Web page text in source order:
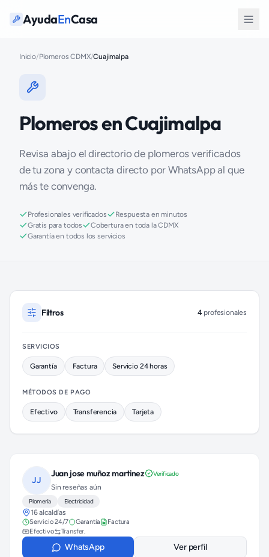
AyudaEnCasa
Inicio/Plomeros CDMX/Cuajimalpa
Plomeros en Cuajimalpa
Revisa abajo el directorio de plomeros verificados
de tu zona y contacta directo por WhatsApp al que
más te convenga.
Profesionales verificados
Respuesta en minutos
Gratis para todos
Cobertura en toda la CDMX
Garantía en todos los servicios
Profesionales de Plomería disponibles en Cuajimalpa
Filtros 4 profesionales
SERVICIOS
Garantía Factura Servicio 24 horas
MÉTODOS DE PAGO
Efectivo Transferencia Tarjeta
JJ
Juan jose muñoz martinez Verificado
Sin reseñas aún
Plomería Electricidad
16 alcaldías
Servicio 24/7 Garantía
Factura
Efectivo
Transfer.
WhatsApp Ver perfil